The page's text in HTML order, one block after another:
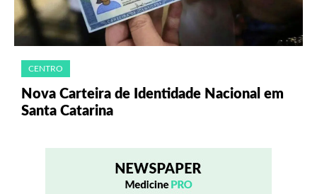
CENTRO
Nova Carteira de Identidade Nacional em
Santa Catarina